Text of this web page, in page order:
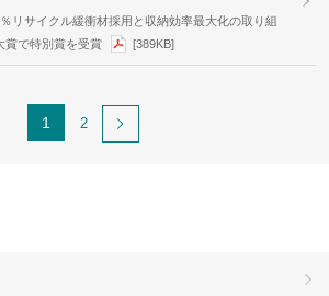
リサイクル緩衝材採用と収納効率最大化の取り組
賞で特別賞を受賞
[389KB]
1 2